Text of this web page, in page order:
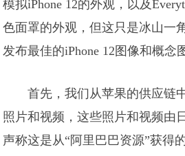
模拟iPhone 12的外观，以及
色面罩的外观，但这只是冰山一
发布最佳的iPhone 12图像和概念
首先，我们从苹果的供应链
照片和视频，这些照片和视频由
声称这是从“阿里巴巴资源”获得